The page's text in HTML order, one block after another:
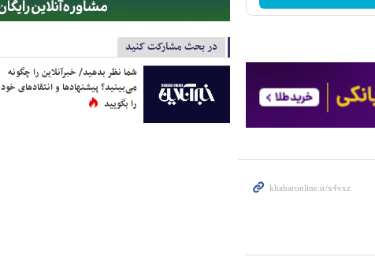
در بحث مشارکت کنید
شما نظر بدهید/ خبرآنلاین را چگونه
می‌بینید؟ پیشنهادها و انتقادهای خود
را بگویید